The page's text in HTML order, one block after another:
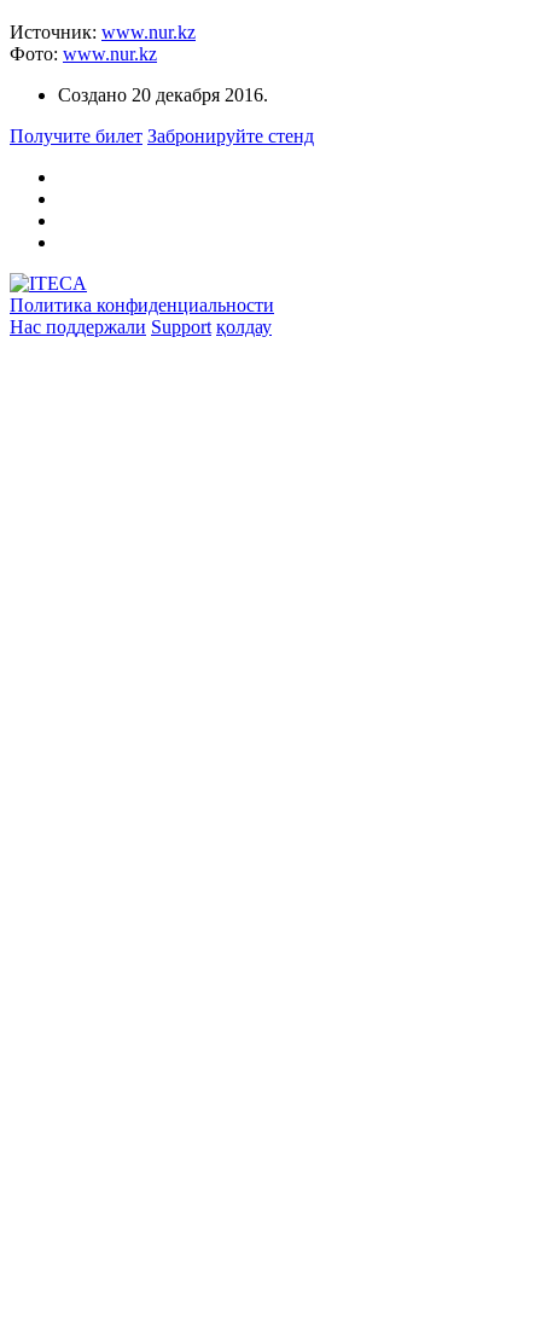
Источник: www.nur.kz
Фото: www.nur.kz
Создано 20 декабря 2016.
Получите билет Забронируйте стенд
Политика конфиденциальности
Нас поддержали Support қолдау